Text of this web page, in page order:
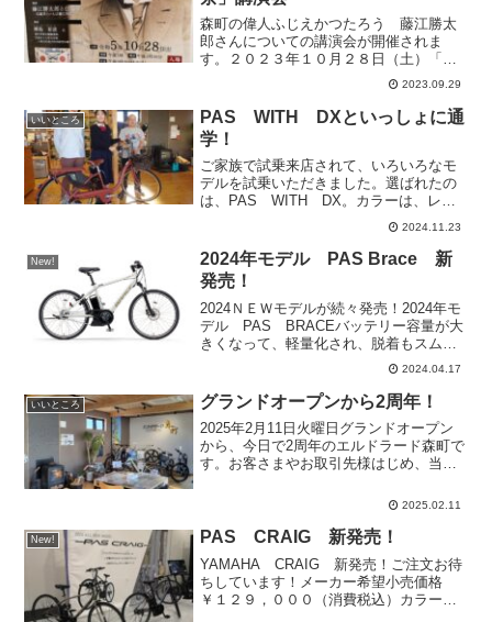
森町の偉人ふじえかつたろう 藤江勝太
郎さんについての講演会が開催されま
す。２０２３年１０月２８日（土）「藤
江勝太郎と台湾茶」森町文化会館 大ホ
ール会場 午後１時開演 午後１時３０
分～3時30分（予定）入場無料講師 樺島
彩波 氏（かばしま い...
2023.09.29
いいところ
PAS WITH DXといっしょに通
学！
ご家族で試乗来店されて、いろいろなモ
デルを試乗いただきました。選ばれたの
は、PAS WITH DX。カラーは、レン
ド。･････････最近楽しんでいること
は？「友達といろんな話をしている時間
が楽しいです！」にっこり...
2024.11.23
New!
2024年モデル PAS Brace 新
発売！
2024ＮＥＷモデルが続々発売！2024年モ
デル PAS BRACEバッテリー容量が大
きくなって、軽量化され、脱着もスムー
ズになりました。カラーは、グロスブル
ー、ソリッドグレー、そしてこのスノー
ホワイトです。通勤・通学におすすめで
す！試乗車...
2024.04.17
いいところ グランドオープンから2周年！
2025年2月11日火曜日グランドオープン
から、今日で2周年のエルドラード森町で
す。お客さまやお取引先様はじめ、当店
まのおかげで、この日を迎えることがで
かに超える様々な...
2025.02.11
New! PAS CRAIG 新発売！
YAMAHA CRAIG 新発売！ご注文お待
ちしています！メーカー希望小売価格
￥１２９，０００（消費税込）カラー